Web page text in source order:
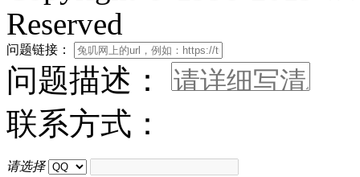
Reserved
问题链接：
问题描述：
联系方式：
请选择